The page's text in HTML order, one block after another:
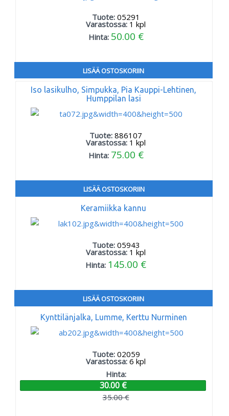
Tuote: 05291
Varastossa: 1 kpl
Hinta: 50.00 €
LISÄÄ OSTOSKORIIN
Iso lasikulho, Simpukka, Pia Kauppi-Lehtinen,
Humppilan lasi
Tuote:886107
Varastossa: 1 kpl
Hinta: 75.00 €
LISÄÄ OSTOSKORIIN
Keramiikka kannu
Tuote: 05943
Varastossa: 1 kpl
Hinta: 145.00 €
LISÄÄ OSTOSKORIIN
Kynttilänjalka, Lumme, Kerttu Nurminen
Tuote: 02059
Varastossa:6 kpl
Hinta:
30.00 €
35.00 €